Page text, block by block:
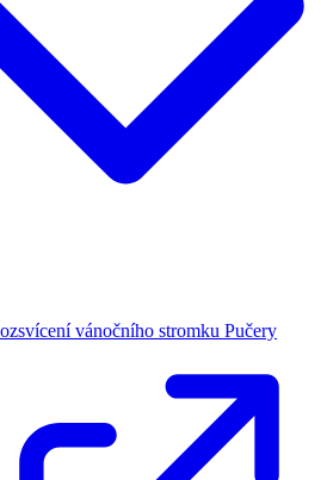
vánočního stromku Pučery